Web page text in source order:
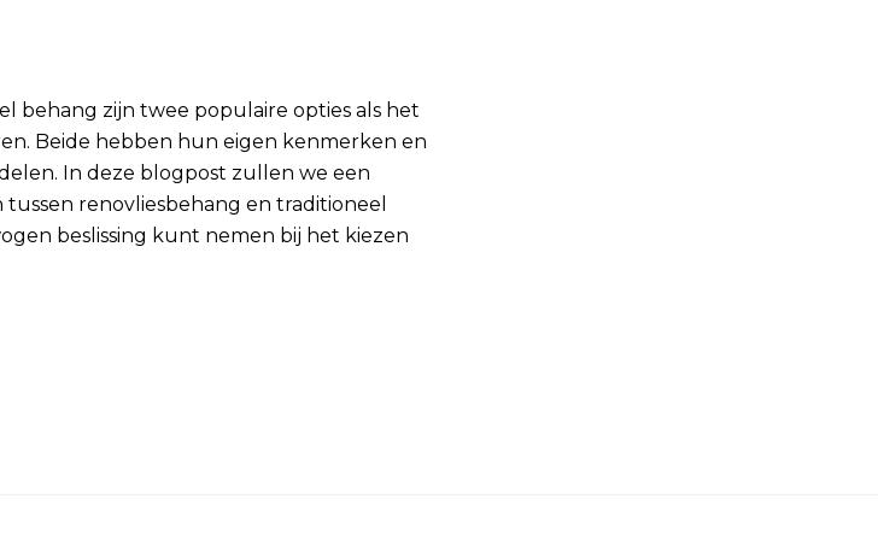
behang zijn twee populaire opties als het
Beide hebben hun eigen kenmerken en
In deze blogpost zullen we een
renovliesbehang en traditioneel
beslissing kunt nemen bij het kiezen